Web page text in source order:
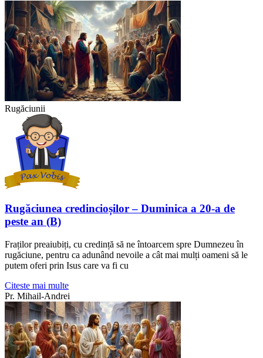
Rugăciunii
Rugăciunea credincioșilor – Duminica a 20-a de
peste an (B)
Fraților preaiubiți, cu credință să ne întoarcem spre Dumnezeu în
rugăciune, pentru ca adunând nevoile a cât mai mulți oameni să le
putem oferi prin Isus care va fi cu
Citeste mai multe
Pr. Mihail-Andrei